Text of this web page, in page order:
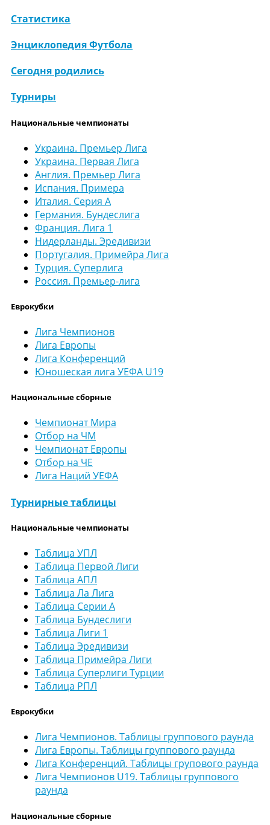
Статистика
Энциклопедия Футбола
Сегодня родились
Турниры
Национальные чемпионаты
Украина. Премьер Лига
Украина. Первая Лига
Англия. Премьер Лига
Испания. Примера
Италия. Серия А
Германия. Бундеслига
Франция. Лига 1
Нидерланды. Эредивизи
Португалия. Примейра Лига
Турция. Суперлига
Россия. Премьер-лига
Еврокубки
Лига Чемпионов
Лига Европы
Лига Конференций
Юношеская лига УЕФА U19
Национальные сборные
Чемпионат Мира
Отбор на ЧМ
Чемпионат Европы
Отбор на ЧЕ
Лига Наций УЕФА
Турнирные таблицы
Национальные чемпионаты
Таблица УПЛ
Таблица Первой Лиги
Таблица АПЛ
Таблица Ла Лига
Таблица Серии А
Таблица Бундеслиги
Таблица Лиги 1
Таблица Эредивизи
Таблица Примейра Лиги
Таблица Суперлиги Турции
Таблица РПЛ
Еврокубки
Лига Чемпионов. Таблицы группового раунда
Лига Европы. Таблицы группового раунда
Лига Конференций. Таблицы групового раунда
Лига Чемпионов U19. Таблицы группового
раунда
Национальные сборные